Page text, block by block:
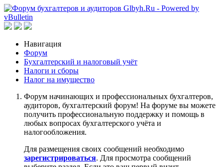
Навигация
Форум
Бухгалтерский и налоговый учёт
Налоги и сборы
Налог на имущество
Форум начинающих и профессиональных бухгалтеров,
аудиторов, бухгалтерский форум! На форуме вы можете
получить профессиональную поддержку и помощь в
любых вопросах бухгалтерского учёта и
налогообложения.
Для размещения своих сообщений необходимо
зарегистрироваться. Для просмотра сообщений